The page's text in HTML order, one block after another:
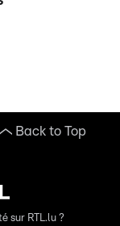
Back to Top
sur RTL.lu ?